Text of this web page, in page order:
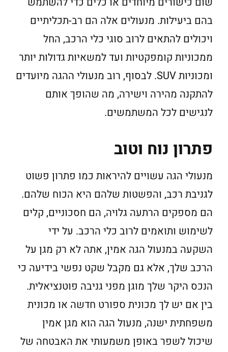
בהם ביעילות. מנעולים אלה הם רב-תכליתיים
ויכולים להתאים לרוב סוגי כלי הרכב, החל
ממכוניות קומפקטיות ועד למשאיות גדולות יותר
ומכוניות SUV. לבסוף, רוב מנעולי ההגה מיועדים
להתקנה מהירה וישירה, מה שהופך אותם
לנגישים לכל המשתמשים.
פתרון נוח וטוב
מנעולי הגה עשויים להיראות כמו פתרון פשוט
לגניבת רכב, והפשטות שלהם היא הכוח שלהם.
הם מספקים הרתעה גלויה, הם חסכוניים, קלים
לשימוש ותואמים לרוב כלי הרכב. על ידי
השקעה במנעול הגה אמין, אתה לא רק מגן על
הרכב שלך, אלא גם מקבל שקט נפשי בידיעה כי
הנכס היקר שלך מוגן מפני גניבה פוטנציאלית.
בין אם יש לך מכונית ספורט חדשה או מכונית
משפחתית ישנה, מנעול הגה הוא מגן אמין
שיכול לשפר באופן משמעותי את האבטחה של